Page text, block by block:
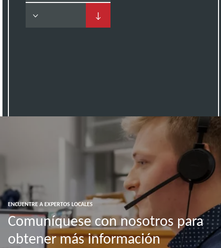
↓
ENCUENTRE A EXPERTOS LOCALES
Comuníquese con nosotros para
obtener más información